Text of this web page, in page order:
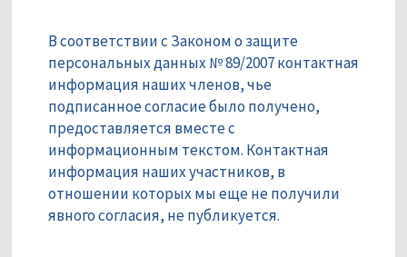
В соответствии с Законом о защите
персональных данных № 89/2007 контактная
информация наших членов, чье
подписанное согласие было получено,
предоставляется вместе с
информационным текстом. Контактная
информация наших участников, в
отношении которых мы еще не получили
явного согласия, не публикуется.